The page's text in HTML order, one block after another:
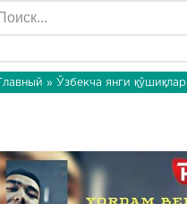
Главный » Ўзбекча янги қўшиқлар